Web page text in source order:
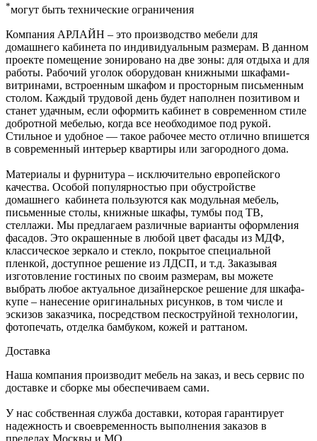
*могут быть технические ограничения
Компания АРЛАЙН – это производство мебели для
домашнего кабинета по индивидуальным размерам. В данном
проекте помещение зонировано на две зоны: для отдыха и для
работы. Рабочий уголок оборудован книжными шкафами-
витринами, встроенным шкафом и просторным письменным
столом. Каждый трудовой день будет наполнен позитивом и
станет удачным, если оформить кабинет в современном стиле
добротной мебелью, когда все необходимое под рукой.
Стильное и удобное — такое рабочее место отлично впишется
в современный интерьер квартиры или загородного дома.
Материалы и фурнитура – исключительно европейского
качества. Особой популярностью при обустройстве
домашнего кабинета пользуются как модульная мебель,
письменные столы, книжные шкафы, тумбы под ТВ,
стеллажи. Мы предлагаем различные варианты оформления
фасадов. Это окрашенные в любой цвет фасады из МДФ,
классическое зеркало и стекло, покрытое специальной
пленкой, доступное решение из ЛДСП, и т.д. Заказывая
изготовление гостиных по своим размерам, вы можете
выбрать любое актуальное дизайнерское решение для шкафа-
купе – нанесение оригинальных рисунков, в том числе и
эскизов заказчика, посредством пескоструйной технологии,
фотопечать, отделка бамбуком, кожей и раттаном.
Доставка
Наша компания производит мебель на заказ, и весь сервис по
доставке и сборке мы обеспечиваем сами.
У нас собственная служба доставки, которая гарантирует
надежность и своевременность выполнения заказов в
пределах Москвы и МО.